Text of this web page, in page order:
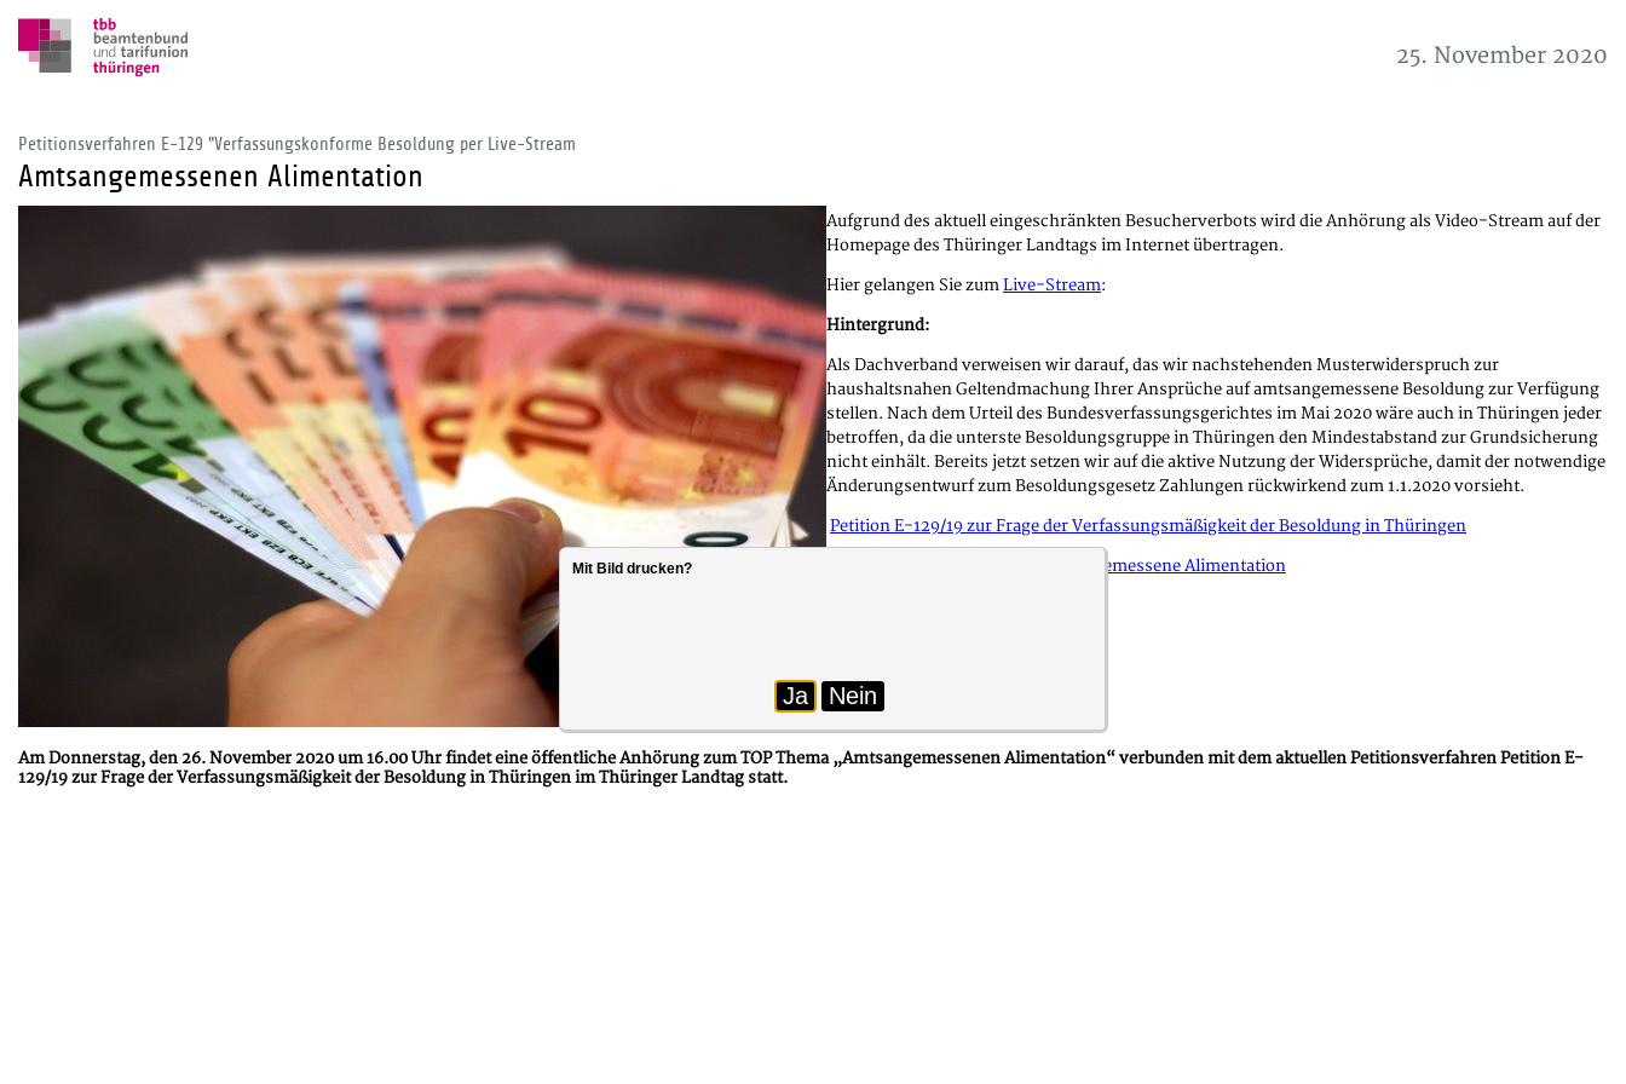
25. November 2020
Petitionsverfahren E-129 "Verfassungskonforme Besoldung per Live-Stream
Amtsangemessenen Alimentation
Foto: moerschy auf Pixabay
Am Donnerstag, den 26. November 2020 um 16.00 Uhr findet eine öffentliche Anhörung zum TOP Thema „Amtsangemessenen Alimentation“ verbunden mit dem aktuellen Petitionsverfahren Petition E-
129/19 zur Frage der Verfassungsmäßigkeit der Besoldung in Thüringen im Thüringer Landtag statt.
Aufgrund des aktuell eingeschränkten Besucherverbots wird die Anhörung als Video-Stream auf der
Homepage des Thüringer Landtags im Internet übertragen.
Hier gelangen Sie zumLive-Stream:
Hintergrund:
Als Dachverband verweisen wir darauf, das wir nachstehenden Musterwiderspruch zur
haushaltsnahen Geltendmachung Ihrer Ansprüche auf amtsangemessene Besoldung zur Verfügung
stellen. Nach dem Urteil des Bundesverfassungsgerichtes im Mai 2020 wäre auch in Thüringen jeder
betroffen, da die unterste Besoldungsgruppe in Thüringen den Mindestabstand zur Grundsicherung
nicht einhält. Bereits jetzt setzen wir auf die aktive Nutzung der Widersprüche, damit der notwendige
Änderungsentwurf zum Besoldungsgesetz Zahlungen rückwirkend zum 1.1.2020 vorsieht.
Petition E-129/19 zur Frage der Verfassungsmäßigkeit der Besoldung in Thüringen
Musterantrag Thüringen | Amtsangemessene Alimentation
Mit Bild drucken?
Ja Nein